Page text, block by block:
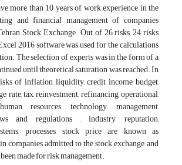
more than 10 years of work experience in the
and financial management of companies
Stock Exchange. Out of 26 risks, 24 risks
2016 software was used for the calculations
The selection of experts was in the form of a
until theoretical saturation was reached. In
of inflation, liquidity, credit, income, budget,
rate, tax, reinvestment, refinancing, operational,
resources, technology, management,
and regulations , industry, reputation,
processes, stock price are known as
companies admitted to the stock exchange, and
made for risk management.